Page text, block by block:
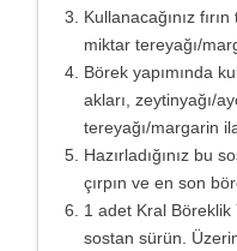
Kullanacağınız
miktar tereyağı/
Börek yapımında
akları, zeytinyağı/
tereyağı/margarin
Hazırladığınız bu
çırpın ve en son
1 adet Kral Böreklik
sostan sürün.